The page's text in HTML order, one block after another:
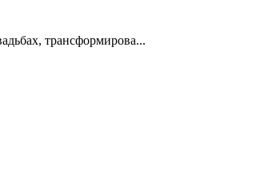
трансформирова...